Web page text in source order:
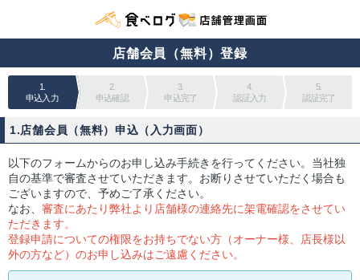
店舗会員（無料）登録
1.
申込入力
2.
申込確認
3.
申込完了
4.
認証入力
5.
認証完了
1.店舗会員（無料）申込（入力画面）
以下のフォームからのお申し込み手続きを行ってください。当社独
自の基準で審査させていただきます。お断りさせていただく場合も
ございますので、予めご了承ください。
なお、 審査にあたり弊社より店舗様の連絡先に架電確認をさせてい
ただきます。
登録申請についての権限をお持ちでない方（オーナー様、店長様以
外の方など）のお申し込みはご遠慮ください。